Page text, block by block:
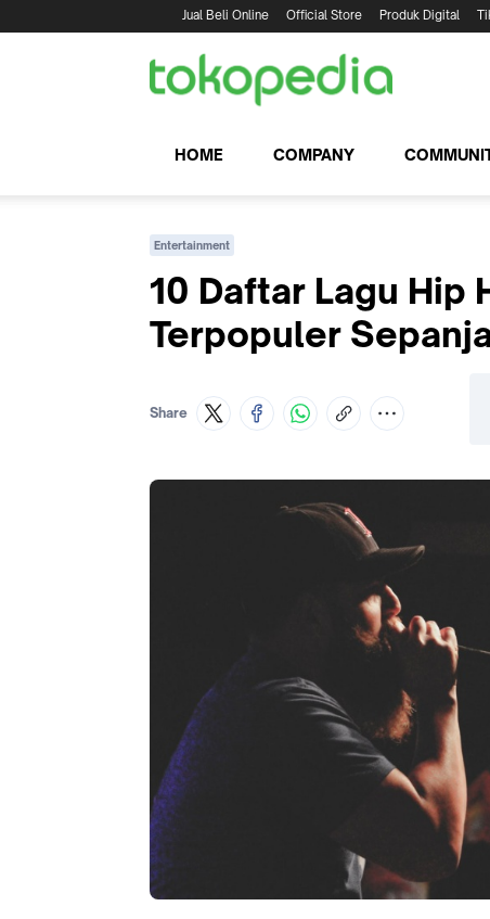
Jual Beli Online Official Store Produk Digital
HOME COMPANY
Entertainment
10 Daftar Lagu Hip
Terpopuler
Share